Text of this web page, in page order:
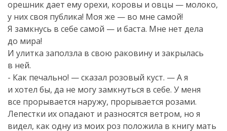
орешник дает ему орехи, коровы и овцы — молоко,
у них своя публика! Моя же — во мне самой!
Я замкнусь в себе самой — и баста. Мне нет дела
до мира!
И улитка заползла в свою раковину и закрылась
в ней.
- Как печально! — сказал розовый куст. — А я
и хотел бы, да не могу замкнуться в себе. У меня
все прорывается наружу, прорывается розами.
Лепестки их опадают и разносятся ветром, но я
видел, как одну из моих роз положила в книгу мать